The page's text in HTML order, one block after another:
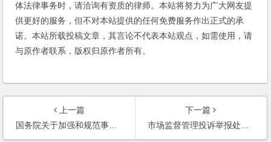
体法律事务时，请洽询有资质的律师。本站将努力为广大网友提
供更好的服务，但不对本站提供的任何免费服务作出正式的承
诺。本站所载投稿文章，其言论不代表本站观点，如需使用，请
与原作者联系，版权归原作者所有。
上一篇
国务院关于加强和规范事中事后监管的指导意见
下一篇
市场监督管理投诉举报处理暂行办法